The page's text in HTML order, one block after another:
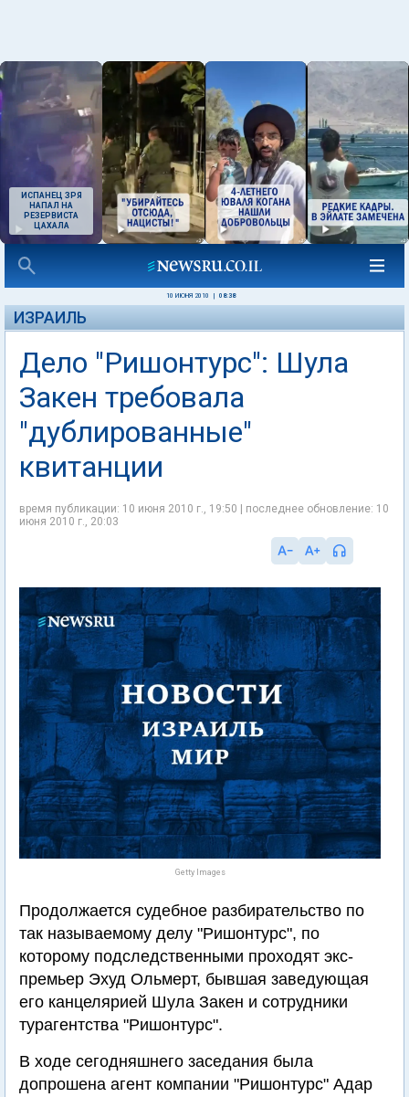
ИСПАНЕЦ ЗРЯ
НАПАЛ НА
РЕЗЕРВИСТА
ЦАХАЛА
10 ИЮНЯ 2010 08:38
ИЗРАИЛЬ
Дело "Ришонтурс": Шула
Закен требовала
"дублированные"
квитанции
время публикации: 10 июня 2010 г., 19:50 | последнее обновление: 10
июня 2010 г., 20:03
Getty Images
Продолжается судебное разбирательство по
так называемому делу "Ришонтурс", по
которому подследственными проходят экс-
премьер Эхуд Ольмерт, бывшая заведующая
его канцелярией Шула Закен и сотрудники
турагентства "Ришонтурс".
В ходе сегодняшнего заседания была
допрошена агент компании "Ришонтурс" Адар